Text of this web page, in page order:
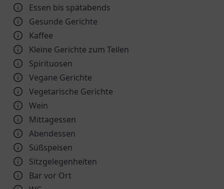
Essen bis spätabends
Gesunde Gerichte
Kaffee
Kleine Gerichte zum Teilen
Spirituosen
Vegane Gerichte
Vegetarische Gerichte
Wein
Mittagessen
Abendessen
Süßspeisen
Sitzgelegenheiten
Bar vor Ort